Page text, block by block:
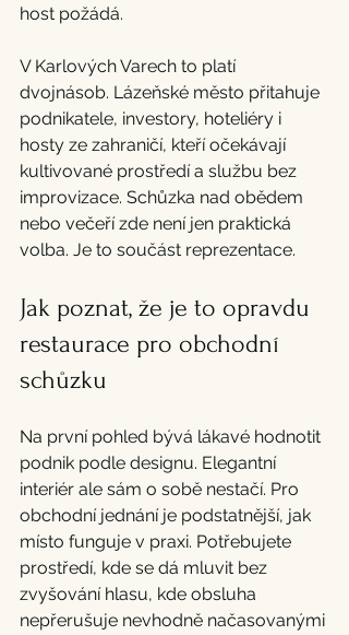
host požádá.
V Karlových Varech to platí
dvojnásob. Lázeňské město přitahuje
podnikatele, investory, hoteliéry i
hosty ze zahraničí, kteří očekávají
kultivované prostředí a službu bez
improvizace. Schůzka nad obědem
nebo večeří zde není jen praktická
volba. Je to součást reprezentace.
Jak poznat, že je to opravdu
restaurace pro obchodní
schůzku
Na první pohled bývá lákavé hodnotit
podnik podle designu. Elegantní
interiér ale sám o sobě nestačí. Pro
obchodní jednání je podstatnější, jak
místo funguje v praxi. Potřebujete
prostředí, kde se dá mluvit bez
zvyšování hlasu, kde obsluha
nepřerušuje nevhodně načasovanými